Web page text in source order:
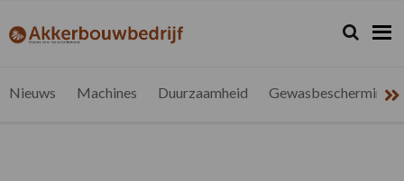
de
de
de
de
akkerbouwbedrijf.be
Nieuws
Zoeken...
Zoek
Nieuws Machines Duurzaamheid Gewasbescherming